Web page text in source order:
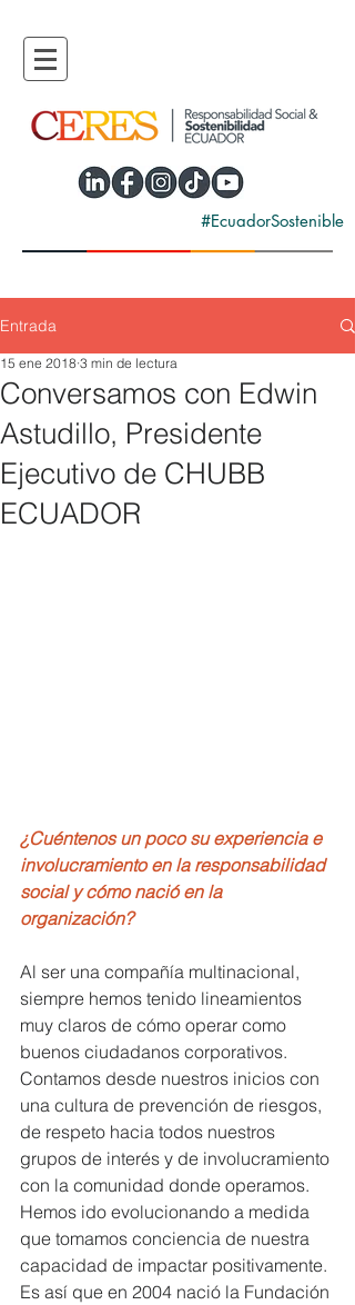
#EcuadorSostenible
Entrada
Conversamos con Edwin
Astudillo, Presidente
Ejecutivo de CHUBB
ECUADOR
15 ene 2018 3 min de lectura
¿Cuéntenos un poco su experiencia e
involucramiento en la responsabilidad
social y cómo nació en la
organización?
Al ser una compañía multinacional,
siempre hemos tenido lineamientos
muy claros de cómo operar como
buenos ciudadanos corporativos.
Contamos desde nuestros inicios con
una cultura de prevención de riesgos,
de respeto hacia todos nuestros
grupos de interés y de involucramiento
con la comunidad donde operamos.
Hemos ido evolucionando a medida
que tomamos conciencia de nuestra
capacidad de impactar positivamente.
Es así que en 2004 nació la Fundación